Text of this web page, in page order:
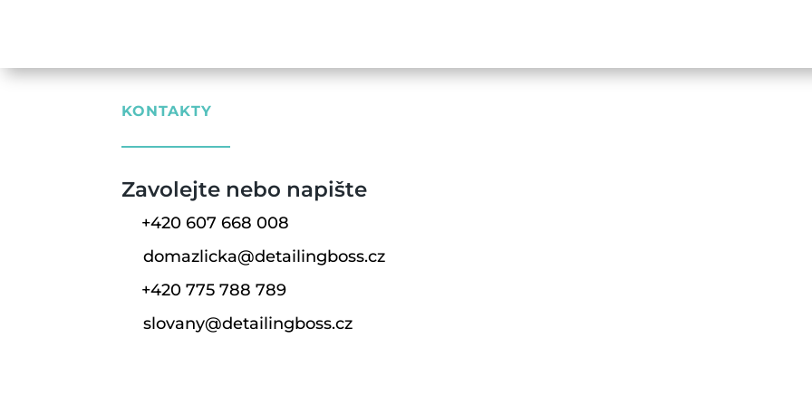
KONTAKTY
Zavolejte nebo napište
+420 607 668 008
domazlicka@detailingboss.cz
+420 775 788 789
slovany@detailingboss.cz